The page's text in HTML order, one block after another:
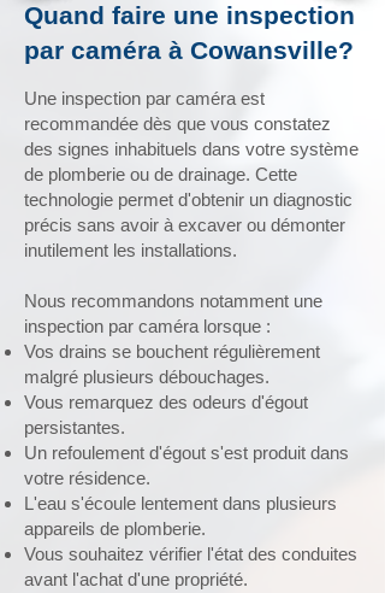
Quand faire une inspection
par caméra à Cowansville?
Une inspection par caméra est
recommandée dès que vous constatez
des signes inhabituels dans votre système
de plomberie ou de drainage. Cette
technologie permet d'obtenir un diagnostic
précis sans avoir à excaver ou démonter
inutilement les installations.
Nous recommandons notamment une
inspection par caméra lorsque :
Vos drains se bouchent régulièrement
malgré plusieurs débouchages.
Vous remarquez des odeurs d'égout
persistantes.
Un refoulement d'égout s'est produit dans
votre résidence.
L'eau s'écoule lentement dans plusieurs
appareils de plomberie.
Vous souhaitez vérifier l'état des conduites
avant l'achat d'une propriété.